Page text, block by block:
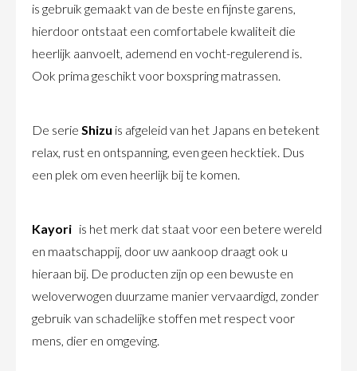
is gebruik gemaakt van de beste en fijnste garens,
hierdoor ontstaat een comfortabele kwaliteit die
heerlijk aanvoelt, ademend en vocht-regulerend is.
Ook prima geschikt voor boxspring matrassen.
De serie Shizu is afgeleid van het Japans en betekent
relax, rust en ontspanning, even geen hecktiek. Dus
een plek om even heerlijk bij te komen.
Kayori is het merk dat staat voor een betere wereld
en maatschappij, door uw aankoop draagt ook u
hieraan bij. De producten zijn op een bewuste en
weloverwogen duurzame manier vervaardigd, zonder
gebruik van schadelijke stoffen met respect voor
mens, dier en omgeving.